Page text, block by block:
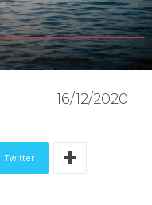
16/12/2020
Twitter